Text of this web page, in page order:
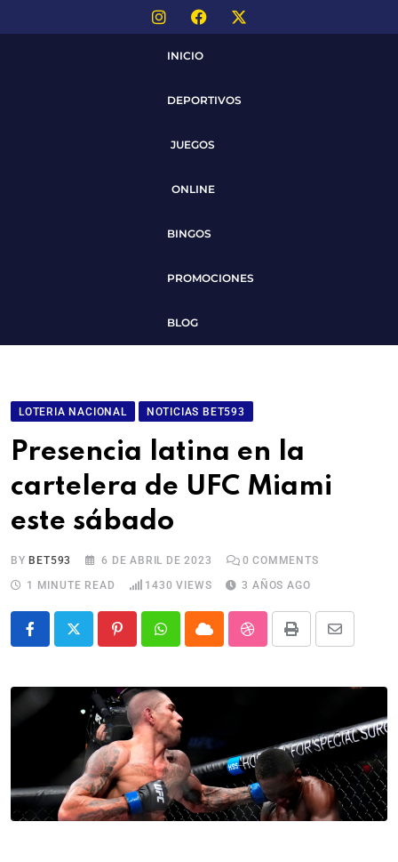
INICIO
DEPORTIVOS
JUEGOS
ONLINE
BINGOS
PROMOCIONES
BLOG
LOTERIA NACIONAL NOTICIAS BET593
Presencia latina en la
cartelera de UFC Miami
este sábado
BY BET593 6 DE ABRIL DE 2023 0 COMMENTS
1 MINUTE READ
1430 VIEWS 3 AÑOS AGO